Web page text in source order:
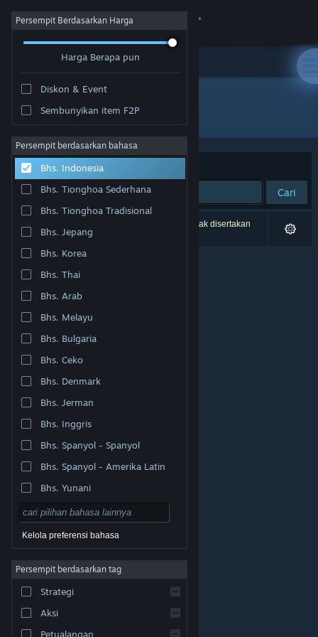
Login
Tentang
Bantuan
Ubah bahasa
Dapatkan Aplikasi Seluler Steam
Lihat situs web desktop
Undang. Semua merek dagang merupakan hak pemilik
Legal| Aksesibilitas
Pengembalian Dana
Persempit Berdasarkan Harga
Harga Berapa pun
Diskon & Event
Sembunyikan item F2P
Persempit berdasarkan bahasa
Bhs. Indonesia
Bhs. Tionghoa Sederhana
Bhs. Tionghoa Tradisional
Bhs. Jepang
Bhs. Korea
Bhs. Thai
Bhs. Arab
Bhs. Melayu
Bhs. Bulgaria
Bhs. Ceko
Bhs. Denmark
Bhs. Jerman
Bhs. Inggris
Bhs. Spanyol - Spanyol
Bhs. Spanyol - Amerika Latin
Bhs. Yunani
Kelola preferensi bahasa
Persempit berdasarkan tag
Strategi
Aksi
Petualangan
Pengembang: Joker Studio
Berdasarkan Relevansi
Cari
0 hasil cocok dengan pencarianmu. 1 produk tidak disertakan
berdasarkan preferensimu.